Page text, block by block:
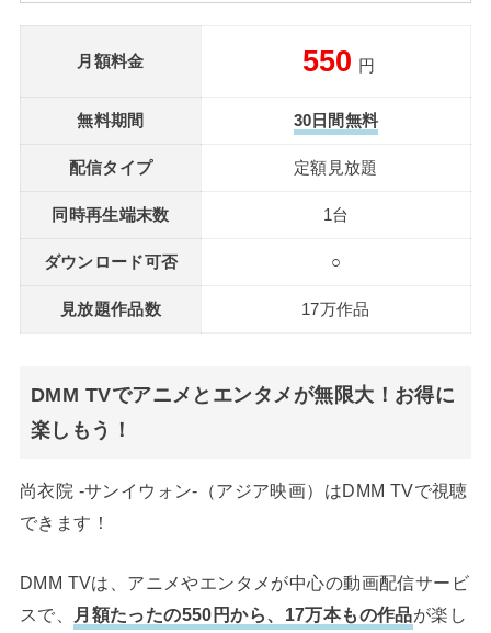
月額料金 550 円
無料期間 30日間無料
配信タイプ 定額見放題
同時再生端末数 1台
ダウンロード可否 ○
見放題作品数 17万作品
DMM TVでアニメとエンタメが無限大！お得に
楽しもう！
尚衣院 -サンイウォン-（アジア映画）はDMM TVで視聴
できます！
DMM TVは、アニメやエンタメが中心の動画配信サービ
スで、
月額たったの550円から、17万本もの作品が楽し